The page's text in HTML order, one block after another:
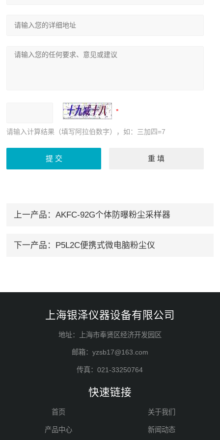
请输入计算结果（填写阿拉伯数字），如：三加四=7
上一产品： AKFC-92G个体防曝粉尘采样器
下一产品： P5L2C便携式微电脑粉尘仪
上海银泽仪器设备有限公司
地址：上海市奉贤区经济开发园区
邮箱：yzsb17@163.com
传真：021-33250764
快速链接
首页 关于我们
产品中心 新闻动态